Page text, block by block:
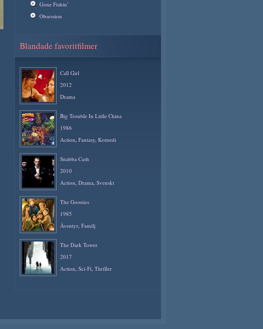
Gone Fishin’
Obsession
Blandade favoritfilmer
Call Girl
2012
Drama
Big Trouble In Little China
1986
Action, Fantasy, Komedi
Snabba Cash
2010
Action, Drama, Svenskt
The Goonies
1985
Äventyr, Familj
The Dark Tower
2017
Action, Sci-Fi, Thriller